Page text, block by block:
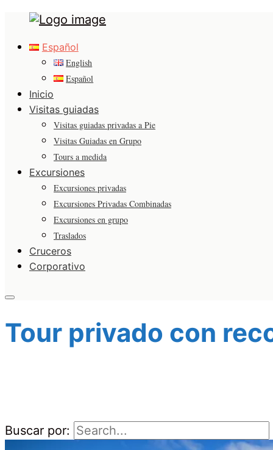
in
Malaga
PrimaryEspañol
English
Español
Inicio
Visitas guiadas
Visitas guiadas privadas a Pie
Visitas Guiadas en Grupo
Tours a medida
Excursiones
Excursiones privadas
Excursiones Privadas Combinadas
Excursiones en grupo
Traslados
Cruceros
Corporativo
Tour privado con
Buscar por: